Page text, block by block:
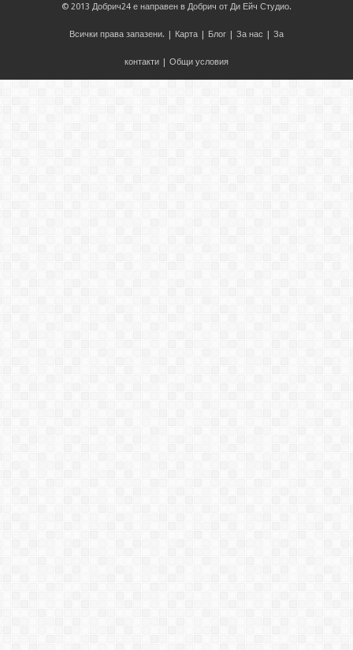
© 2013 Добрич24 е направен в Добрич от Ди Ейч Студио.
Всички права запазени. | Карта | Блог | За нас | За
контакти | Общи условия